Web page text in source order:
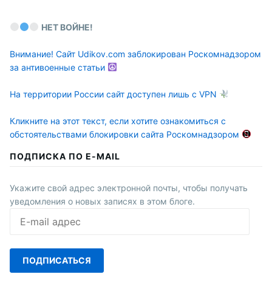
НЕТ ВОЙНЕ!
Внимание! Сайт Udikov.com заблокирован Роскомнадзором
за антивоенные статьи
На территории России сайт доступен лишь с VPN
Кликните на этот текст, если хотите ознакомиться с
обстоятельствами блокировки сайта Роскомнадзором
ПОДПИСКА ПО E-MAIL
Укажите свой адрес электронной почты, чтобы получать
уведомления о новых записях в этом блоге.
mail
ПОДПИСАТЬСЯ